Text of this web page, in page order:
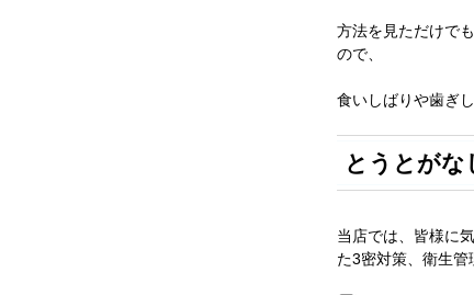
方法を見ただけで
ので、
食いしばりや歯ぎ
とうとがな
当店では、皆様に
た3密対策、衛生管